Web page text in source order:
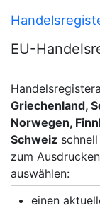
EU-
Griechenland,
Norwegen,
Schweiz
zum
auswählen:
einen